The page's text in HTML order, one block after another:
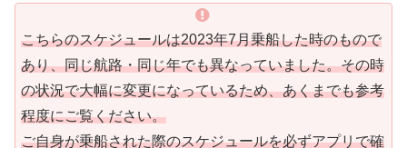
こちらのスケジュールは2023年7月乗船した時のもので
あり、同じ航路・同じ年でも異なっていました。その時
の状況で大幅に変更になっているため、あくまでも参考
程度にご覧ください。
ご自身が乗船された際のスケジュールを必ずアプリで確